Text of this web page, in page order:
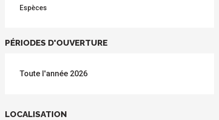
Espèces
PÉRIODES D'OUVERTURE
Toute l'année 2026
LOCALISATION